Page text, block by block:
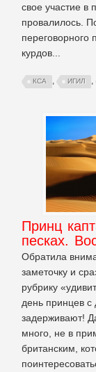
свое участие в
провалилось.
переговорного
курдов...
КСА , ИГИЛ ,
Принц
песках.
Обратила
заметочку и
рубрику
день принцев
задерживают!
много, не в
британским,